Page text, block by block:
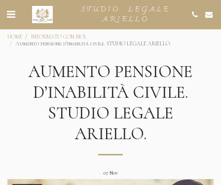
STUDIO LEGALE
ARIELLO
HOME
INFORMATO CON NOI.
Aumento pensione d’inabilità civile. STUDIO LEGALE ARIELLO.
AUMENTO PENSIONE
D’INABILITÀ CIVILE.
STUDIO LEGALE
ARIELLO.
07Nov